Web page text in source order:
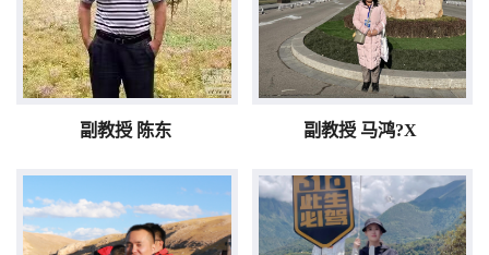
副教授 陈东 副教授 马鸿?X